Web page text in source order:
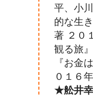
平、小
的な生
著 ２０
観る旅
『お金
０１６
★舩井